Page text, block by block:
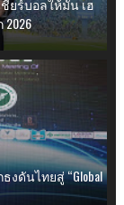
ยร์บอลให้มัน เฮ
ดันไทยสู่ “Global